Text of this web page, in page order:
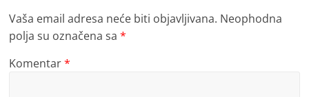
Vaša email adresa neće biti objavljivana. Neophodna
polja su označena sa*
Komentar*